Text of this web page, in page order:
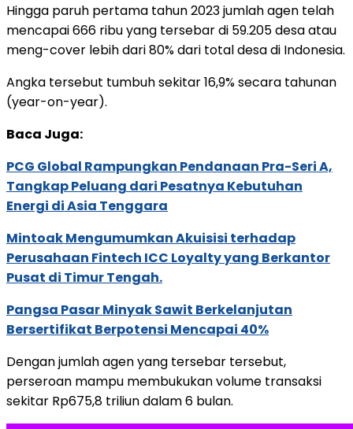
Hingga paruh pertama tahun 2023 jumlah agen telah
mencapai 666 ribu yang tersebar di 59.205 desa atau
meng-cover lebih dari 80% dari total desa di Indonesia.
Angka tersebut tumbuh sekitar 16,9% secara tahunan
(year-on-year).
Baca Juga:
PCG Global Rampungkan Pendanaan Pra-Seri A,
Tangkap Peluang dari Pesatnya Kebutuhan
Energi di Asia Tenggara
Mintoak Mengumumkan Akuisisi terhadap
Perusahaan Fintech ICC Loyalty yang Berkantor
Pusat di Timur Tengah.
Pangsa Pasar Minyak Sawit Berkelanjutan
Bersertifikat Berpotensi Mencapai 40%
Dengan jumlah agen yang tersebar tersebut,
perseroan mampu membukukan volume transaksi
sekitar Rp675,8 triliun dalam 6 bulan.